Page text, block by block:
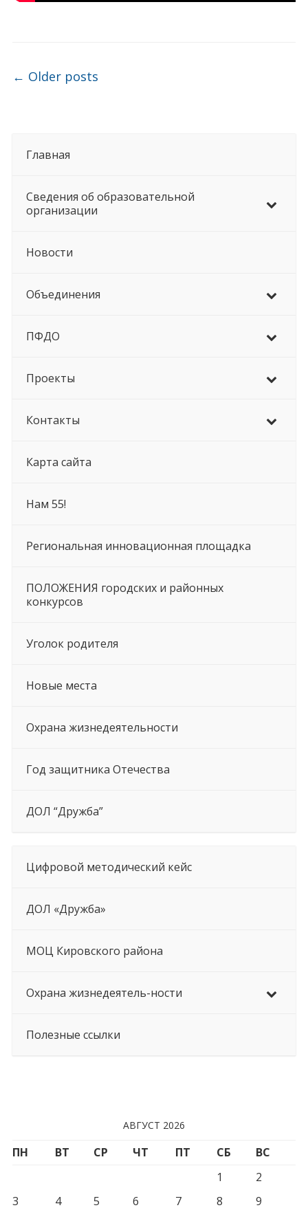
Главная
Сведения об образовательной
организации
Новости
Объединения
ПФДО
Проекты
Контакты
Карта сайта
Нам 55!
Региональная инновационная площадка
ПОЛОЖЕНИЯ городских и районных
конкурсов
Уголок родителя
Новые места
Охрана жизнедеятельности
Год защитника Отечества
ДОЛ “Дружба”
Цифровой методический кейс
ДОЛ «Дружба»
МОЦ Кировского района
Охрана жизнедеятель-ности
Полезные ссылки
АВГУСТ 2026
ПН ВТ СР ЧТ ПТ СБ
ВС
1
2
3
4 5 6 7 8
9
Post navigation
← Older posts